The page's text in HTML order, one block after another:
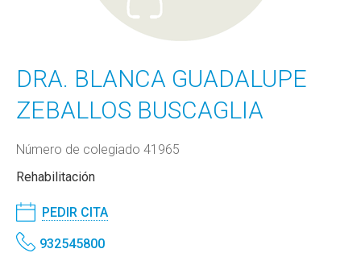
DRA. BLANCA GUADALUPE
ZEBALLOS BUSCAGLIA
Número de colegiado 41965
Rehabilitación
PEDIR CITA
932545800